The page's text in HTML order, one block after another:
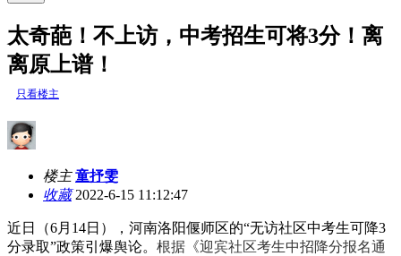
太奇葩！不上访，中考招生可将3分！离
离原上谱！
只看楼主
楼主 童抒雯
收藏2022-6-15 11:12:47
近日（6月14日），河南洛阳偃师区的“无访社区中考生可降3
分录取”政策引爆舆论。 根据《迎宾社区考生中招降分报名通